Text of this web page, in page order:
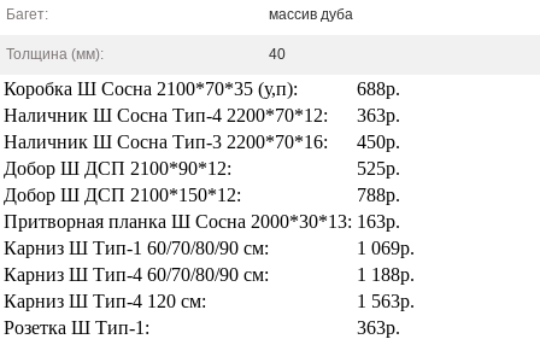
Багет: массив дуба
Толщина (мм): 40
Коробка Ш Сосна 2100*70*35 (у,п):
688р.
Наличник Ш Сосна Тип-4 2200*70*12:
363р.
Наличник Ш Сосна Тип-3 2200*70*16:
450р.
Добор Ш ДСП 2100*90*12:
525р.
Добор Ш ДСП 2100*150*12:
788р.
Притворная планка Ш Сосна 2000*30*13: 163р.
Карниз Ш Тип-1 60/70/80/90 см:
1 069р.
Карниз Ш Тип-4 60/70/80/90 см:
1 188р.
Карниз Ш Тип-4 120 см:
1 563р.
Розетка Ш Тип-1:
363р.